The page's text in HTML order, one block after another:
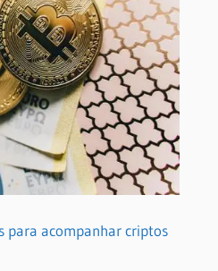
para acompanhar criptos